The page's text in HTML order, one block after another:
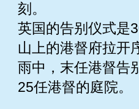
刻。
英国的告别仪式是
山上的港督府拉开
雨中，末任港督告
25任港督的庭院。